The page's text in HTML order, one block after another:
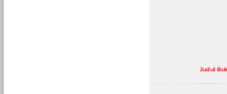
Judul Buku